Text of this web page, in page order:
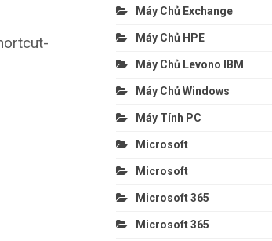
Máy Chủ Exchange
Máy Chủ HPE
Máy Chủ Levono IBM
Máy Chủ Windows
Máy Tính PC
Microsoft
Microsoft
Microsoft 365
Microsoft 365